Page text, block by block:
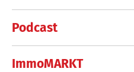
Podcast
ImmoMARKT